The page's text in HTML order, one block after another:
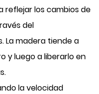
reflejar los cambios de
del
La madera tiende a
y luego a liberarlo en
la velocidad